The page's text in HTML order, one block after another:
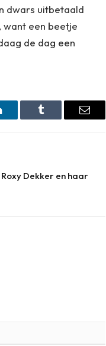
dwars uitbetaald
want een beetje
de dag een
Tumblr Email
Dekker en haar